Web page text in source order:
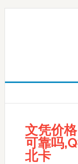
文凭价
可靠吗
北卡